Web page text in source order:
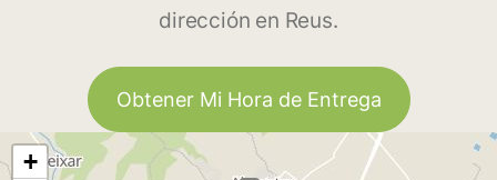
dirección en Reus.
Obtener Mi Hora de Entrega
+